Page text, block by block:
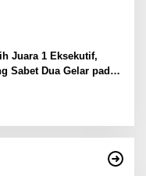
Juara 1 Eksekutif,
Sabet Dua Gelar pada